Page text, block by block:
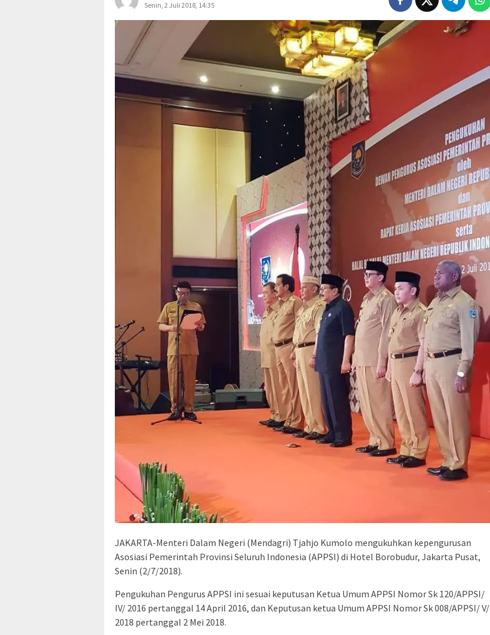
Senin, 2 Juli 2018, 14:35
JAKARTA-Menteri Dalam Negeri (Mendagri) Tjahjo Kumolo mengukuhkan kepengurusan
Asosiasi Pemerintah Provinsi Seluruh Indonesia (APPSI) di Hotel Borobudur, Jakarta Pusat,
Senin (2/7/2018).
Pengukuhan Pengurus APPSI ini sesuai keputusan Ketua Umum APPSI Nomor Sk 120/APPSI/
IV/ 2016 pertanggal 14 April 2016, dan Keputusan ketua Umum APPSI Nomor Sk 008/APPSI/ V/
2018 pertanggal 2 Mei 2018.